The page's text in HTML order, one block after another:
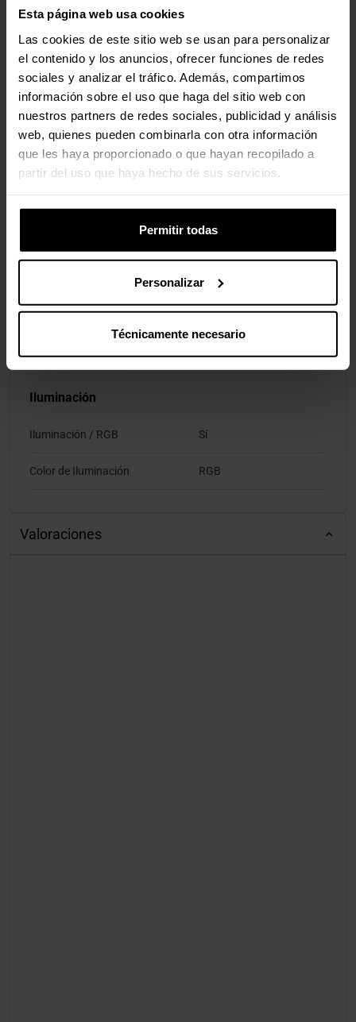
Esta página web usa cookies
Las cookies de este sitio web se usan para personalizar
el contenido y los anuncios, ofrecer funciones de redes
sociales y analizar el tráfico. Además, compartimos
información sobre el uso que haga del sitio web con
nuestros partners de redes sociales, publicidad y análisis
web, quienes pueden combinarla con otra información
que les haya proporcionado o que hayan recopilado a
partir del uso que haya hecho de sus servicios.
Permitir todas
Personalizar
Técnicamente necesario
Presión Estática Máxima
Ruido
Ruido Máximo del Ventilador
Individual
36,6 dB(A)
Puertas Internas
Conectores de Ventilador 4 pines (PWM)
5VDG)
Materiales
Iluminación
Iluminación / RGB Sí
Color de Iluminación RGB
Valoraciones